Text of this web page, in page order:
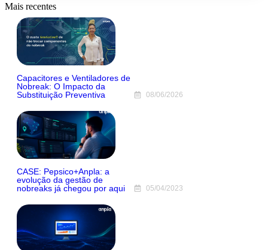
Mais recentes
Capacitores e Ventiladores de
Nobreak: O Impacto da
Substituição Preventiva
08/06/2026
CASE: Pepsico+Anpla: a
evolução da gestão de
nobreaks já chegou por aqui
05/04/2023